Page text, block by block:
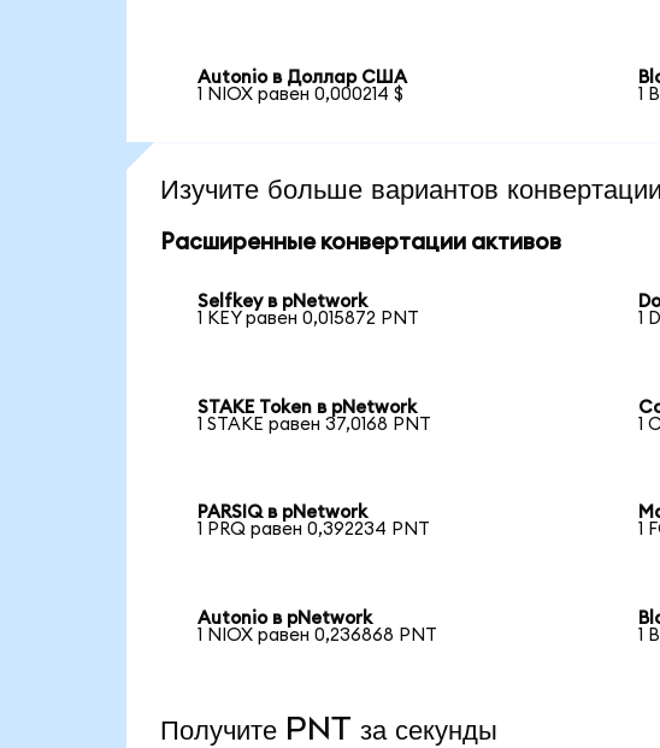
Autonio в Доллар США
1 NIOX равен 0,000214 $
1
Изучите больше вариантов конвертации
Расширенные конвертации активов
Selfkey в pNetwork
1 KEY равен 0,015872 PNT
1
STAKE Token в pNetwork
1 STAKE равен 37,0168 PNT
1
PARSIQ в pNetwork
1 PRQ равен 0,392234 PNT
1
Autonio в pNetwork
1 NIOX равен 0,236868 PNT
1
Получите PNT за секунды